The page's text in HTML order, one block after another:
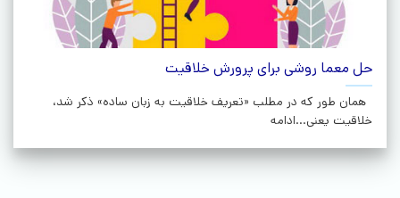
حل معما روشی برای پرورش خلاقیت
همان طور که در مطلب «تعریف خلاقیت به زبان ساده» ذکر شد،
خلاقیت یعنی...ادامه